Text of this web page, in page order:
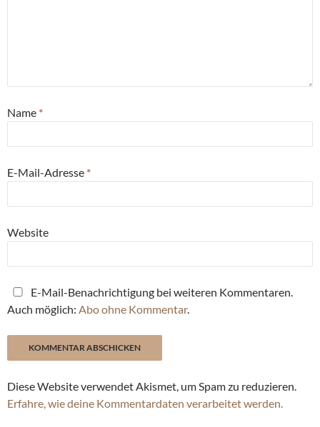
Name *
E-Mail-Adresse *
Website
E-Mail-Benachrichtigung bei weiteren Kommentaren.
Auch möglich: Abo ohne Kommentar.
Diese Website verwendet Akismet, um Spam zu reduzieren.
Erfahre, wie deine Kommentardaten verarbeitet werden.